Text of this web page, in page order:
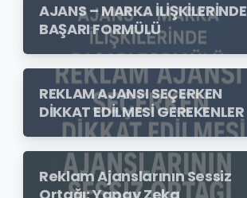
AJANS – MARKA İLİŞKİLERİNDE
BAŞARI FORMÜLÜ
REKLAM AJANSI SEÇERKEN
DİKKAT EDİLMESİ GEREKENLER
Reklam Ajanslarının Sessiz